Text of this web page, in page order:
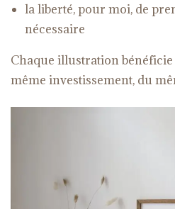
la liberté, pour moi, de
nécessaire
Chaque illustration
même investissement, du